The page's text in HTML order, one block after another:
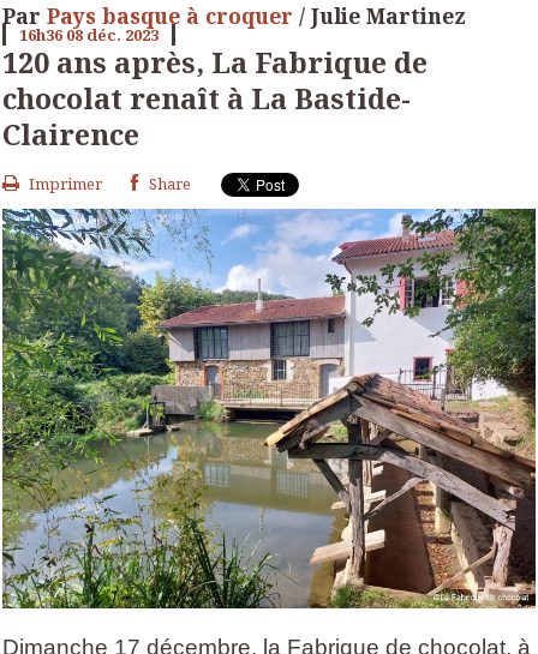
Par Pays basque à croquer / Julie Martinez
16h36 08 déc. 2023
120 ans après, La Fabrique de
chocolat renaît à La Bastide-
Clairence
Imprimer Share
Dimanche 17 décembre, la Fabrique de chocolat, à